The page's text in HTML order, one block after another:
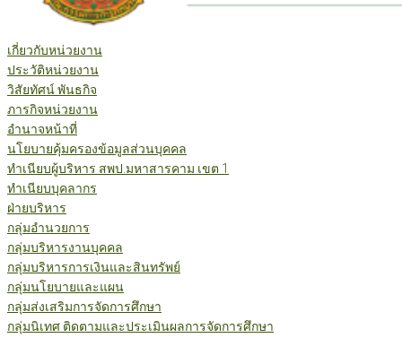
เกี่ยวกับหน่วยงาน
ประวัติหน่วยงาน
วิสัยทัศน์ พันธกิจ
ภารกิจหน่วยงาน
อำนาจหน้าที่
นโยบายคุ้มครองข้อมูลส่วนบุคคล
ทำเนียบผู้บริหาร สพป.มหาสารคาม เขต 1
ทำเนียบบุคลากร
ฝ่ายบริหาร
กลุ่มอำนวยการ
กลุ่มบริหารงานบุคคล
กลุ่มบริหารการเงินและสินทรัพย์
กลุ่มนโยบายและแผน
กลุ่มส่งเสริมการจัดการศึกษา
กลุ่มนิเทศ ติดตามและประเมินผลการจัดการศึกษา